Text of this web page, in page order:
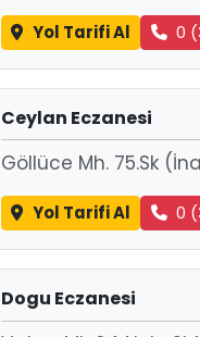
Yol Tarifi Al 0
Ceylan Eczanesi
Göllüce Mh. 75.Sk
Yol Tarifi Al 0
Dogu Eczanesi